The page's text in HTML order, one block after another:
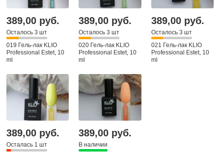
389,00 руб.
Осталось 3 шт
019 Гель-лак KLIO
Professional Estet, 10
ml
389,00 руб.
Осталось 3 шт
020 Гель-лак KLIO
Professional Estet, 10
ml
389,00 руб.
Осталось 3 шт
021 Гель-лак KLIO
Professional Estet, 10
ml
389,00 руб.
Осталась 1 шт
389,00 руб.
В наличии